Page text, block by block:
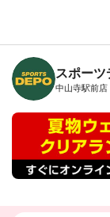
B
n
c
h
T
スポーツ
中山寺駅前店